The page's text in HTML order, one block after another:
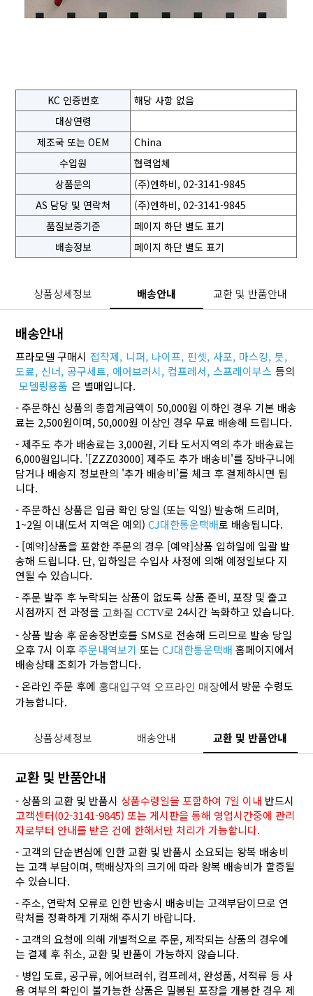
KC 인증번호
해당 사항 없음
대상연령
제조국 또는 OEM
China
수입원
협력업체
상품문의
(주)엔하비, 02-3141-9845
AS 담당 및 연락처
(주)엔하비, 02-3141-9845
품질보증기준
페이지 하단 별도 표기
배송정보
페이지 하단 별도 표기
상품상세정보 배송안내 교환 및 반품안내
배송안내
프라모델 구매시 접착제, 니퍼, 나이프, 핀셋, 사포, 마스킹, 붓,
도료, 신너, 공구세트, 에어브러시, 컴프레서, 스프레이부스 등의
모델링용품 은 별매입니다.
- 주문하신 상품의 총합계금액이 50,000원 이하인 경우 기본 배송
료는 2,500원이며, 50,000원 이상인 경우 무료 배송해 드립니다.
- 제주도 추가 배송료는 3,000원, 기타 도서지역의 추가 배송료는
6,000원입니다. '[ZZZ03000] 제주도 추가 배송비'를 장바구니에
담거나 배송지 정보란의 '추가 배송비'를 체크 후 결제하시면 됩
니다.
- 주문하신 상품은 입금 확인 당일 (또는 익일) 발송해 드리며,
1~2일 이내(도서 지역은 예외)CJ대한통운택배로 배송됩니다.
- [예약]상품을 포함한 주문의 경우 [예약]상품 입하일에 일괄 발
송해 드립니다. 단, 입하일은 수입사 사정에 의해 예정일보다 지
연될 수 있습니다.
- 주문 발주 후 누락되는 상품이 없도록 상품 준비, 포장 및 출고
시점까지 전 과정을 고화질 CCTV로 24시간 녹화하고 있습니다.
- 상품 발송 후 운송장번호를 SMS로 전송해 드리므로 발송 당일
오후 7시 이후주문내역보기 또는CJ대한통운택배 홈페이지에서
배송상태 조회가 가능합니다.
- 온라인 주문 후에 홍대입구역 오프라인 매장에서 방문 수령도
가능합니다.
상품상세정보 배송안내 교환 및 반품안내
교환 및 반품안내
- 상품의 교환 및 반품시 상품수령일을 포함하여 7일 이내 반드시
고객센터(02-3141-9845) 또는 게시판을 통해 영업시간중에 관리
자로부터 안내를 받은 건에 한해서만 처리가 가능합니다.
- 고객의 단순변심에 인한 교환 및 반품시 소요되는 왕복 배송비
는 고객 부담이며, 택배상자의 크기에 따라 왕복 배송비가 할증될
수 있습니다.
- 주소, 연락처 오류로 인한 반송시 배송비는 고객부담이므로 연
락처를 정확하게 기재해 주시기 바랍니다.
- 고객의 요청에 의해 개별적으로 주문, 제작되는 상품의 경우에
는 결제 후 취소, 교환 및 반품이 가능하지 않습니다.
- 병입 도료, 공구류, 에어브러쉬, 컴프레셔, 완성품, 서적류 등 사
용 여부의 확인이 불가능한 상품은 밀봉된 포장을 개봉한 경우 제